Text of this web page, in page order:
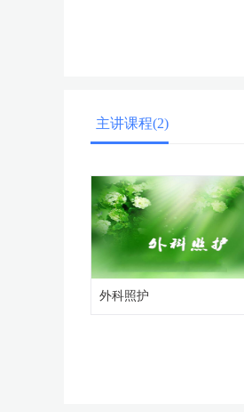
主讲课程(2)
外科照护